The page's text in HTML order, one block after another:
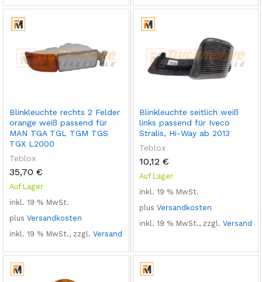
Blinkleuchte rechts 2 Felder
orange weiß passend für
MAN TGA TGL TGM TGS
TGX L2000
Teblox
35,70 €
Auf Lager
inkl. 19 % MwSt.
plus Versandkosten
inkl. 19 % MwSt., zzgl. Versand
Blinkleuchte seitlich weiß
links passend für Iveco
Stralis, Hi-Way ab 2013
Teblox
10,12 €
Auf Lager
inkl. 19 % MwSt.
plus Versandkosten
inkl. 19 % MwSt., zzgl. Versand